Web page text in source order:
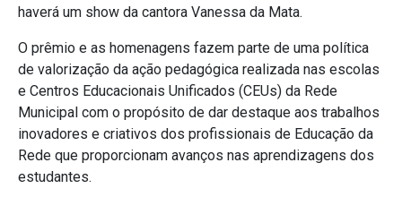
haverá um show da cantora Vanessa da Mata.
O prêmio e as homenagens fazem parte de uma política
de valorização da ação pedagógica realizada nas escolas
e Centros Educacionais Unificados (CEUs) da Rede
Municipal com o propósito de dar destaque aos trabalhos
inovadores e criativos dos profissionais de Educação da
Rede que proporcionam avanços nas aprendizagens dos
estudantes.